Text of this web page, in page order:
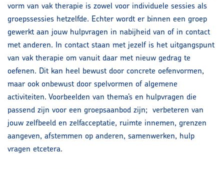
vorm van vak therapie is zowel voor individuele sessies als
groepssessies hetzelfde. Echter wordt er binnen een groep
gewerkt aan jouw hulpvragen in nabijheid van of in contact
met anderen. In contact staan met jezelf is het uitgangspunt
van vak therapie om vanuit daar met nieuw gedrag te
oefenen. Dit kan heel bewust door concrete oefenvormen,
maar ook onbewust door spelvormen of algemene
activiteiten. Voorbeelden van thema’s en hulpvragen die
passend zijn voor een groepsaanbod zijn; verbeteren van
jouw zelfbeeld en zelfacceptatie, ruimte innemen, grenzen
aangeven, afstemmen op anderen, samenwerken, hulp
vragen etcetera.